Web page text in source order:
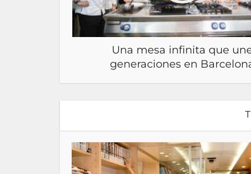
Una mesa infinita que
generaciones en